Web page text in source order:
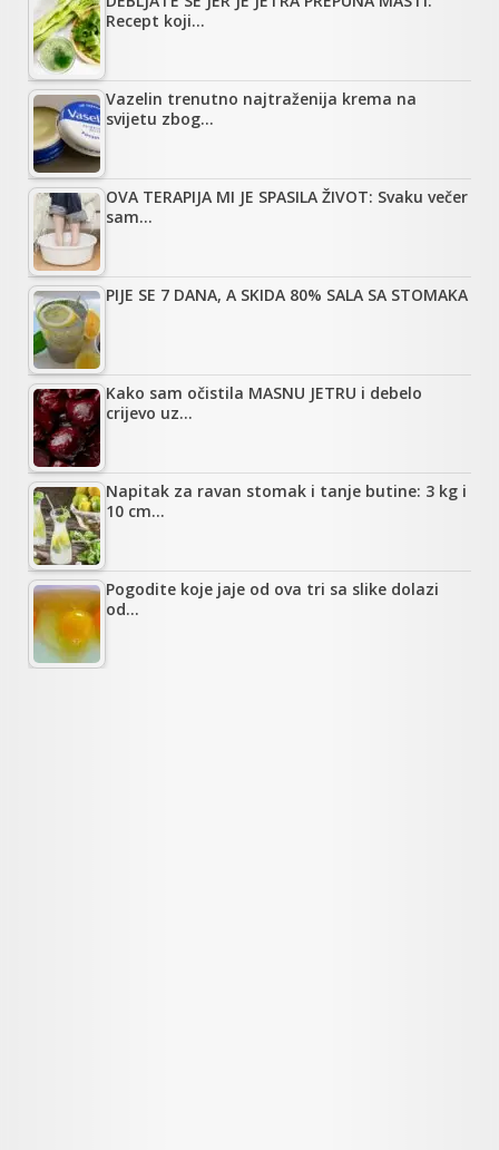
Recept koji…
Vazelin trenutno najtraženija krema na
svijetu zbog…
OVA TERAPIJA MI JE SPASILA ŽIVOT: Svaku večer
sam…
PIJE SE 7 DANA, A SKIDA 80% SALA SA STOMAKA
Kako sam očistila MASNU JETRU i debelo
crijevo uz…
Napitak za ravan stomak i tanje butine: 3 kg i
10 cm…
Pogodite koje jaje od ova tri sa slike dolazi
od…